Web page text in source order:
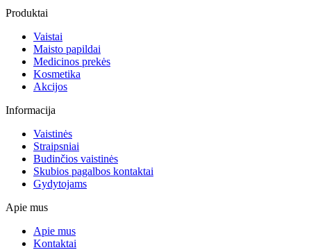
Produktai
Vaistai
Maisto papildai
Medicinos prekės
Kosmetika
Akcijos
Informacija
Vaistinės
Straipsniai
Budinčios vaistinės
Skubios pagalbos kontaktai
Gydytojams
Apie mus
Apie mus
Kontaktai